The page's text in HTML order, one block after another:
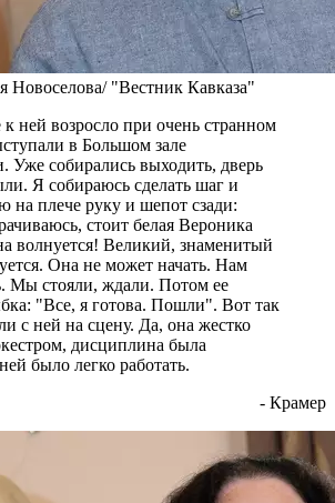
"Вестник Кавказа"
ней возросло при очень странном
в Большом зале
Уже собирались выходить, дверь
Я собираюсь сделать шаг и
на плече руку и шепот сзади:
стоит белая Вероника
волнуется! Великий, знаменитый
Она не может начать. Нам
Мы стояли, ждали. Потом ее
"Все, я готова. Пошли". Вот так
с ней на сцену. Да, она жестко
дисциплина была
было легко работать.
- Крамер